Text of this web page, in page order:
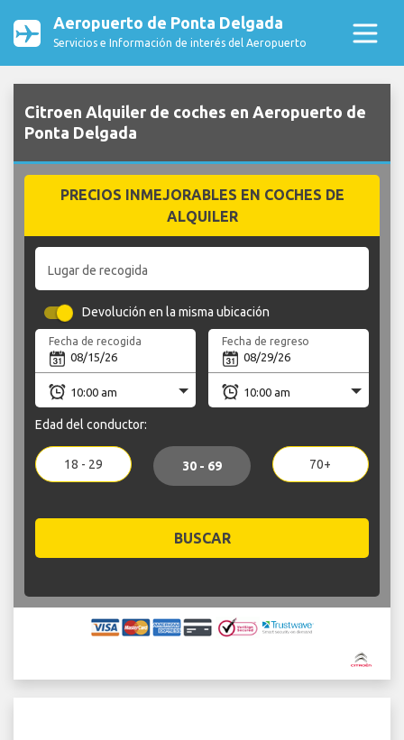
Aeropuerto de Ponta Delgada
Servicios e Información de interés del Aeropuerto
Citroen Alquiler de coches en Aeropuerto de
Ponta Delgada
PRECIOS INMEJORABLES EN COCHES DE
ALQUILER
Lugar de recogida
Devolución en la misma ubicación
Fecha de recogida Fecha de regreso
Edad del conductor:
18 - 29 30 - 69 70+
BUSCAR